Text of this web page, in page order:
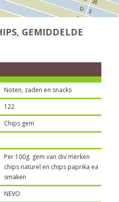
GEMIDDELDE
Noten, zaden en snacks
122
Chips gem
Per 100g. gem van div merken
chips naturel en chips paprika ea
smaken
NEVO